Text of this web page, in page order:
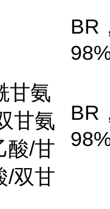
BR
甘氨
甘氨
酸/甘
/双甘
BR